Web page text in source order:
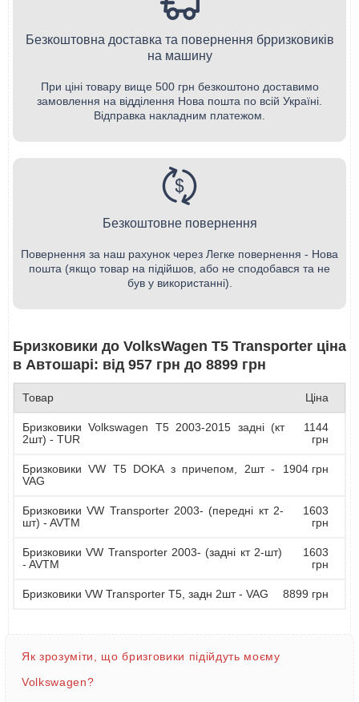
Безкоштовна доставка та повернення брризковиків
на машину
При ціні товару вище 500 грн безкоштоно доставимо
замовлення на відділення Нова пошта по всій Україні.
Відправка накладним платежом.
Безкоштовне повернення
Повернення за наш рахунок через Легке повернення - Нова
пошта (якщо товар на підійшов, або не сподобався та не
був у використанні).
Бризковики до VolksWagen T5 Transporter ціна
в Автошарі: від 957 грн до 8899 грн
Товар Ціна
Бризковики Volkswagen T5 2003-2015 задні (кт
2шт) - TUR
1144
грн
Бризковики VW T5 DOKA з причепом, 2шт -
VAG
1904 грн
Бризковики VW Transporter 2003- (передні кт 2-
шт) - AVTM
1603
грн
Бризковики VW Transporter 2003- (задні кт 2-шт)
- AVTM
1603
грн
Бризковики VW Transporter T5, задн 2шт - VAG 8899 грн
Як зрозуміти, що бризговики підійдуть моєму
Volkswagen?